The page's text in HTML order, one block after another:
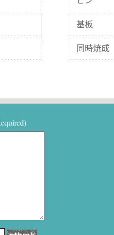
基板
同時焼成